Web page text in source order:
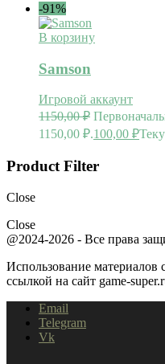
-91%
В корзину
Samson
Игровой аккаунт
1150,00₽
1150,00 ₽.100,00 ₽
Product Filter
Close
Close
@2024-2026 - Все права
Использование материалов
ссылкой на сайт game-
Email
Telegram
Vk